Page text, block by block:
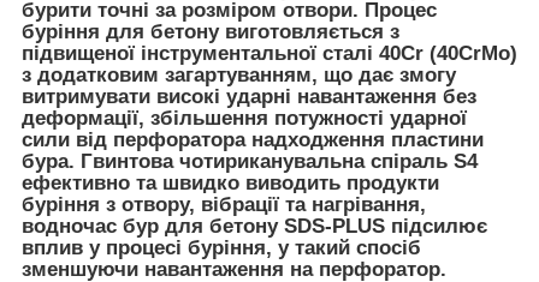
бурити точні за розміром отвори. Процес
буріння для бетону виготовляється з
підвищеної інструментальної сталі 40Cr (40CrMo)
з додатковим загартуванням, що дає змогу
витримувати високі ударні навантаження без
деформації, збільшення потужності ударної
сили від перфоратора надходження пластини
бура. Гвинтова чотириканувальна спіраль S4
ефективно та швидко виводить продукти
буріння з отвору, вібрації та нагрівання,
водночас бур для бетону SDS-PLUS підсилює
вплив у процесі буріння, у такий спосіб
зменшуючи навантаження на перфоратор.